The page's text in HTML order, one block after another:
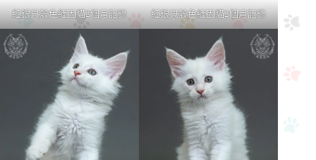
紅銀貝殼色緬因貓2個月記錄 紅銀貝殼色緬因貓2個月記錄